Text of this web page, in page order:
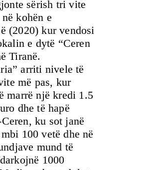
sërish tri vite
kohën e
(2020) kur vendosi
e dytë “Ceren
Tiranë.
arriti nivele të
më pas, kur
marrë një kredi 1.5
dhe të hapë
ku sot janë
100 vetë dhe në
mund të
1000